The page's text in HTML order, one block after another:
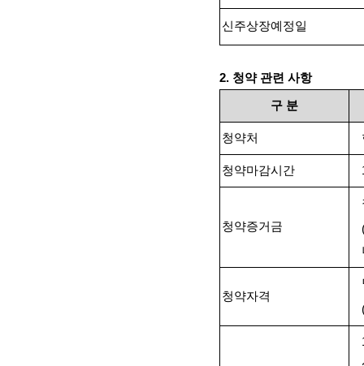
신주상장예정일
2. 청약 관련 사항
구 분
청약처
청약마감시간
청약증거금
청약자격